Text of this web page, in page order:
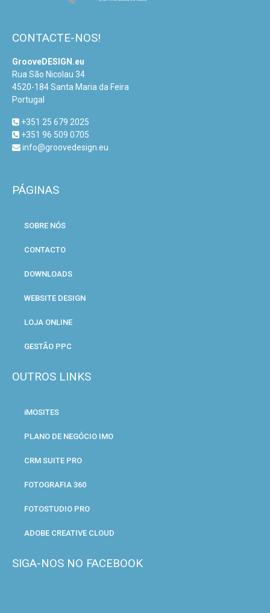
CONTACTE-NOS!
GrooveDESIGN.eu
Rua São Nicolau 34
4520-184 Santa Maria da Feira
Portugal
+351 25 679 2025
+351 96 509 0705
info@groovedesign.eu
PÁGINAS
SOBRE NÓS
CONTACTO
DOWNLOADS
WEBSITE DESIGN
LOJA ONLINE
GESTÃO PPC
OUTROS LINKS
iMOSITES
PLANO DE NEGÓCIO IMO
CRM SUITE PRO
FOTOGRAFIA 360
FOTOSTUDIO PRO
ADOBE CREATIVE CLOUD
SIGA-NOS NO FACEBOOK